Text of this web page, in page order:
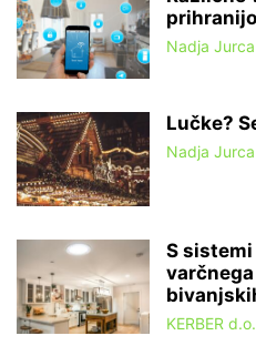
Nadja Jurca
Lučke?
Nadja Jurca
S
KERBER